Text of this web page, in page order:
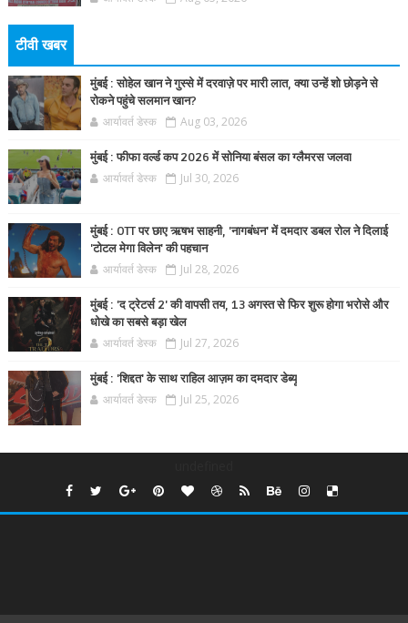
टीवी खबर
मुंबई : सोहेल खान ने गुस्से में दरवाज़े पर मारी लात, क्या उन्हें शो छोड़ने से
रोकने पहुंचे सलमान खान?
आर्यावर्त डेस्क Aug 03, 2026
मुंबई : फीफा वर्ल्ड कप 2026 में सोनिया बंसल का ग्लैमरस जलवा
आर्यावर्त डेस्क Jul 30, 2026
मुंबई : OTT पर छाए ऋषभ साहनी, 'नागबंधन' में दमदार डबल रोल ने दिलाई
'टोटल मेगा विलेन' की पहचान
आर्यावर्त डेस्क Jul 28, 2026
मुंबई : 'द ट्रेटर्स 2' की वापसी तय, 13 अगस्त से फिर शुरू होगा भरोसे और
धोखे का सबसे बड़ा खेल
आर्यावर्त डेस्क Jul 27, 2026
मुंबई : 'शिद्दत' के साथ राहिल आज़म का दमदार डेब्यू
आर्यावर्त डेस्क Jul 25, 2026